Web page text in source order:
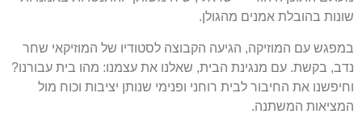
שונות בהובלת אמנים מהגולן.
במפגש עם המוזיקה, הגיעה הקבוצה לסטודיו של המוזיקאי שחר
נדב, בקשת. עם מנגינת הבית, שאלנו את עצמנו: מהו בית עבורנו?
וחיפשנו את החיבור לבית רוחני ופנימי שנותן יציבות וכוח מול
המציאות המשתנה.